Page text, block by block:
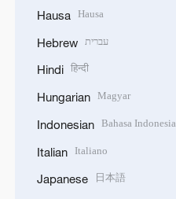
Hausa Hausa
Hebrew עברית
Hindi हिन्दी
Hungarian Magyar
Indonesian Bahasa Indonesia
Italian Italiano
Japanese 日本語